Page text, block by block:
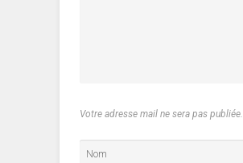
Votre adresse mail ne sera pas publiée.